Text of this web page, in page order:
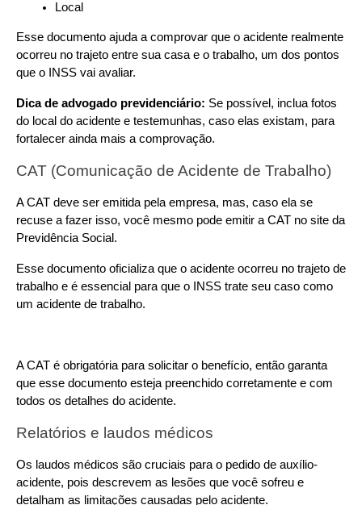
Local
Esse documento ajuda a comprovar que o acidente realmente
ocorreu no trajeto entre sua casa e o trabalho, um dos pontos
que o INSS vai avaliar.
Dica de advogado previdenciário: Se possível, inclua fotos
do local do acidente e testemunhas, caso elas existam, para
fortalecer ainda mais a comprovação.
CAT (Comunicação de Acidente de Trabalho)
A CAT deve ser emitida pela empresa, mas, caso ela se
recuse a fazer isso, você mesmo pode emitir a CAT no site da
Previdência Social.
Esse documento oficializa que o acidente ocorreu no trajeto de
trabalho e é essencial para que o INSS trate seu caso como
um acidente de trabalho.
A CAT é obrigatória para solicitar o benefício, então garanta
que esse documento esteja preenchido corretamente e com
todos os detalhes do acidente.
Relatórios e laudos médicos
Os laudos médicos são cruciais para o pedido de auxílio-
acidente, pois descrevem as lesões que você sofreu e
detalham as limitações causadas pelo acidente.